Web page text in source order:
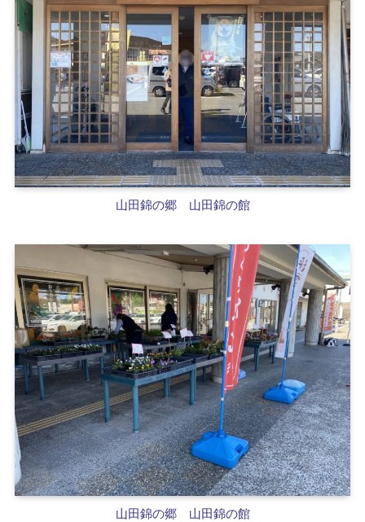
山田錦の郷 山田錦の館
山田錦の郷 山田錦の館